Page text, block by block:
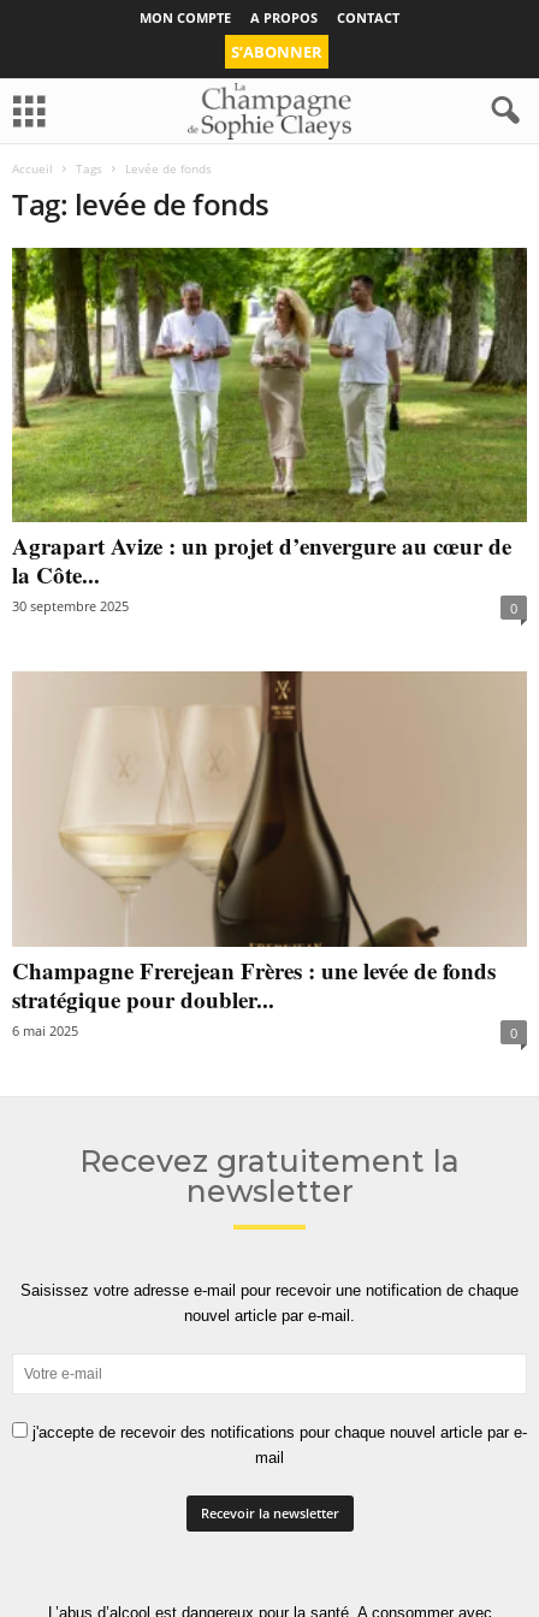
MON COMPTE A PROPOS CONTACT
S’ABONNER
Accueil Tags Levée de fonds
Tag: levée de fonds
Agrapart Avize : un projet d’envergure au cœur de
la Côte...
30 septembre 2025 0
Champagne Frerejean Frères : une levée de fonds
stratégique pour doubler...
6 mai 2025 0
Recevez gratuitement la
newsletter
Saisissez votre adresse e-mail pour recevoir une notification de chaque
nouvel article par e-mail.
j'accepte de recevoir des notifications pour chaque nouvel article par e-
mail
L’abus d’alcool est dangereux pour la santé. A consommer avec